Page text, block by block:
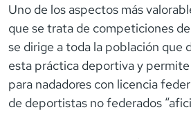
Uno de los aspectos más
que se trata de competiciones
se dirige a toda la población que
esta práctica deportiva y
para nadadores con licencia
de deportistas no federados